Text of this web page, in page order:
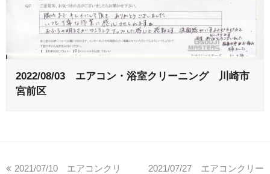
2022/08/03 エアコン・浴室クリーニング 川崎市
宮前区
2021/07/10 エアコンクリ
2021/07/27 エアコンクリー